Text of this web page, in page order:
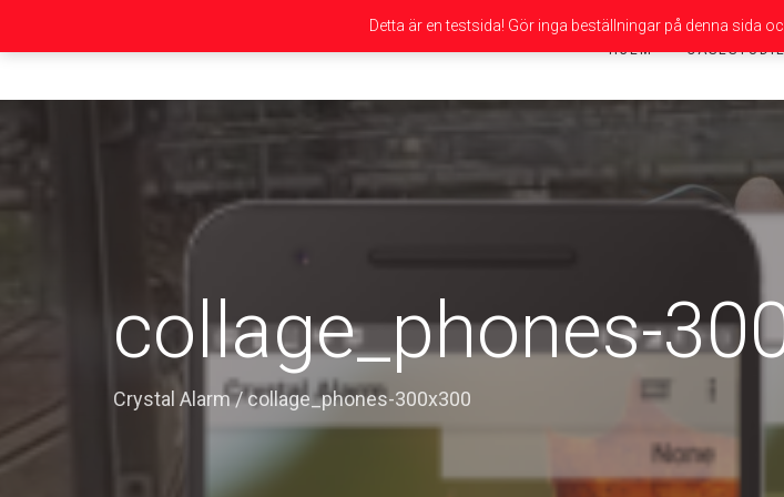
HJEM
collage_phones-
Crystal Alarm/collage_phones-300x300
Detta är en testsida! Gör inga beställningar på denna sida